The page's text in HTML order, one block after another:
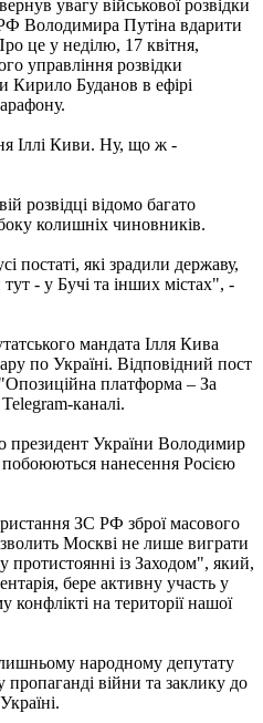
увагу військової розвідки
Володимира Путіна вдарити
це у неділю, 17 квітня,
управління розвідки
Кирило Буданов в ефірі
Іллі Киви. Ну, що ж -
розвідці відомо багато
колишніх чиновників.
постаті, які зрадили державу,
- у Бучі та інших містах", -
мандата Ілля Кива
по Україні. Відповідний пост
платформа – За
каналі.
президент України Володимир
нанесення Росією
ЗС РФ зброї масового
Москві не лише виграти
протистоянні із Заходом", який,
бере активну участь у
на території нашої
народному депутату
пропаганді війни та заклику до